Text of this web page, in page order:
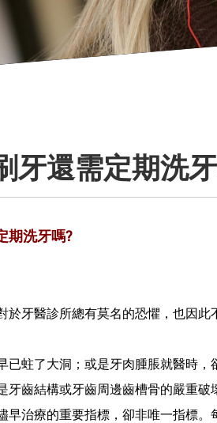
牙還需定期洗
期洗牙嗎?
牙醫診所總有莫名的恐懼，也因此
蛀了大洞；或是牙肉腫脹就醫時，
齒結構或牙齒周邊齒槽骨的嚴重破
療的重要指標，卻非唯一指標。